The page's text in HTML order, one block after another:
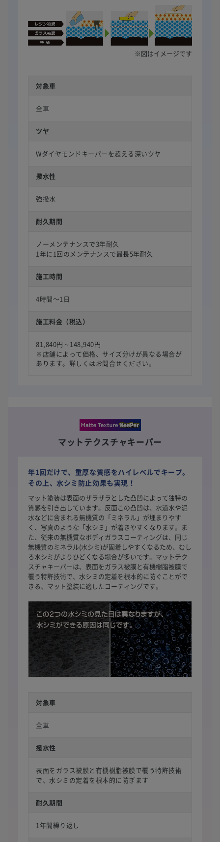
※図はイメージです
対象車
全車
ツヤ
Wダイヤモンドキーパーを超える深いツヤ
撥水性
強撥水
耐久期間
ノーメンテナンスで3年耐久
1年に1回のメンテナンスで最長5年耐久
施工時間
4時間〜1日
施工料金（税込）
81,840円～148,940円
※店舗によって価格、サイズ分けが異なる場合が
あります。詳しくはお問合せください。
マットテクスチャキーパー
年1回だけで、重厚な質感をハイレベルでキープ。
その上、水シミ防止効果も実現！
マット塗装は表面のザラザラとした凸凹によって独特の
質感を引き出しています。反面この凸凹は、水道水や泥
水などに含まれる無機質の「ミネラル」が埋まりやす
く、写真のような「水シミ」が着きやすくなります。ま
た、従来の無機質なボディガラスコーティングは、同じ
無機質のミネラル(水シミ)が固着しやすくなるため、むし
ろ水シミがよりひどくなる場合が多いです。マットテク
スチャキーパーは、表面をガラス被膜と有機樹脂被膜で
覆う特許技術で、水シミの定着を根本的に防ぐことがで
きる、マット塗装に適したコーティングです。
対象車
全車
撥水性
表面をガラス被膜と有機樹脂被膜で覆う特許技術
で、水シミの定着を根本的に防ぎます
耐久期間
1年間繰り返し